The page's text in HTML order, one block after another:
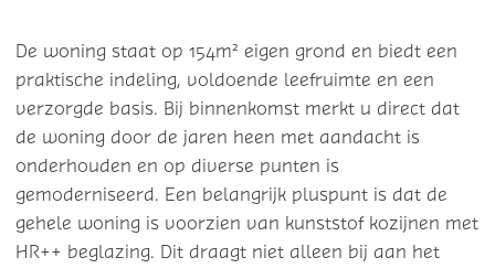
De woning staat op 154m² eigen grond en biedt een
praktische indeling, voldoende leefruimte en een
verzorgde basis. Bij binnenkomst merkt u direct dat
de woning door de jaren heen met aandacht is
onderhouden en op diverse punten is
gemoderniseerd. Een belangrijk pluspunt is dat de
gehele woning is voorzien van kunststof kozijnen met
HR++ beglazing. Dit draagt niet alleen bij aan het